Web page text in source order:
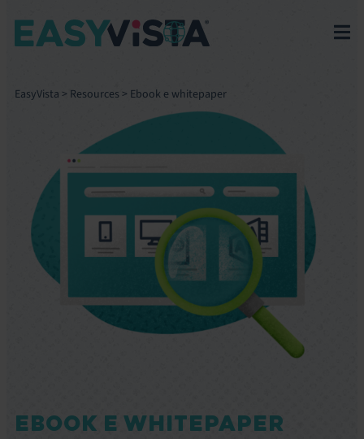
EasyVista > Resources > Ebook e whitepaper
EBOOK E WHITEPAPER